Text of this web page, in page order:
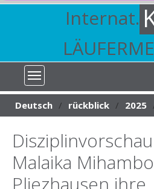
Internat.
You are here:
Deutsch rückblick 2025
Malaika
Pliezhausen ihre